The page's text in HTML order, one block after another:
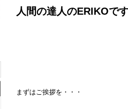
人間の達人のERIKOで
まずはご挨拶を・・・